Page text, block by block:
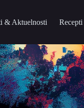
& Aktuelnosti Recepti